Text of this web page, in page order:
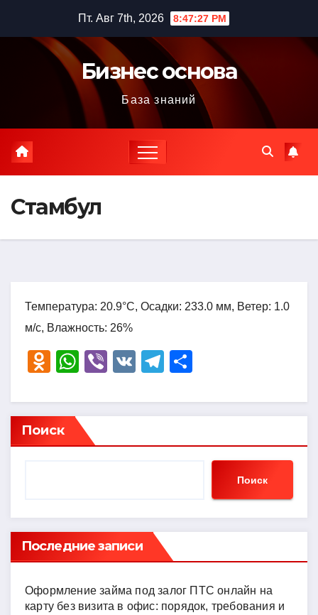
содержимому
Пт. Авг 7th, 2026 8:47:28 PM
Бизнес основа
База знаний
Стамбул
Температура: 20.9°C, Осадки: 233.0 мм, Ветер: 1.0
м/с, Влажность: 26%
O
n
o
kl
ni
ki
W
at
s
A
Vi
er
V
T
e
a
р
в
ть
Поиск
Поиск
Последние записи
Оформление займа под залог ПТС онлайн на
карту без визита в офис: порядок, требования и